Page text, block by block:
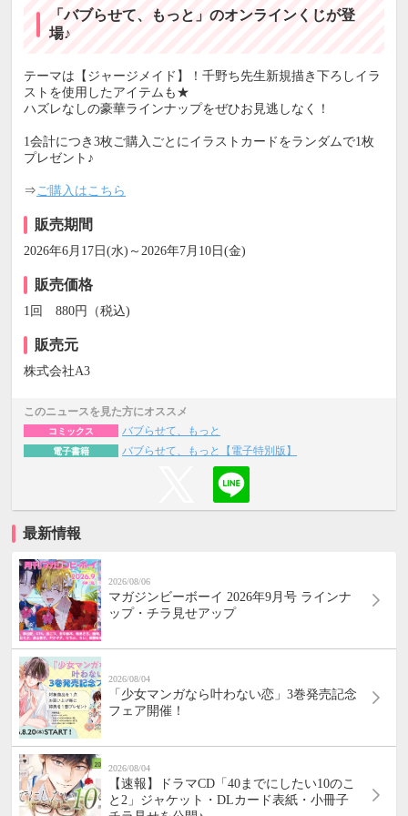
「バブらせて、もっと」のオンラインくじが登
場♪
テーマは【ジャージメイド】！千野ち先生新規描き下ろしイラ
ストを使用したアイテムも★
ハズレなしの豪華ラインナップをぜひお見逃しなく！
1会計につき3枚ご購入ごとにイラストカードをランダムで1枚
プレゼント♪
⇒ ご購入はこちら
販売期間
2026年6月17日(水)～2026年7月10日(金)
販売価格
1回 880円（税込)
販売元
株式会社A3
このニュースを見た方にオススメ
コミックス バブらせて、もっと
電子書籍 バブらせて、もっと【電子特別版】
最新情報
2026/08/06
マガジンビーボーイ 2026年9月号 ラインナ
ップ・チラ見せアップ
2026/08/04
「少女マンガなら叶わない恋」3巻発売記念
フェア開催！
2026/08/04
【速報】ドラマCD「40までにしたい10のこ
と2」ジャケット・DLカード表紙・小冊子